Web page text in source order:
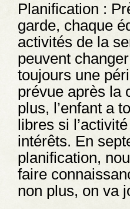
Planification :
garde, chaque
activités de la
peuvent
toujours une
prévue après la
plus, l’enfant a
libres si
intérêts. En
planification,
faire
non plus, on va